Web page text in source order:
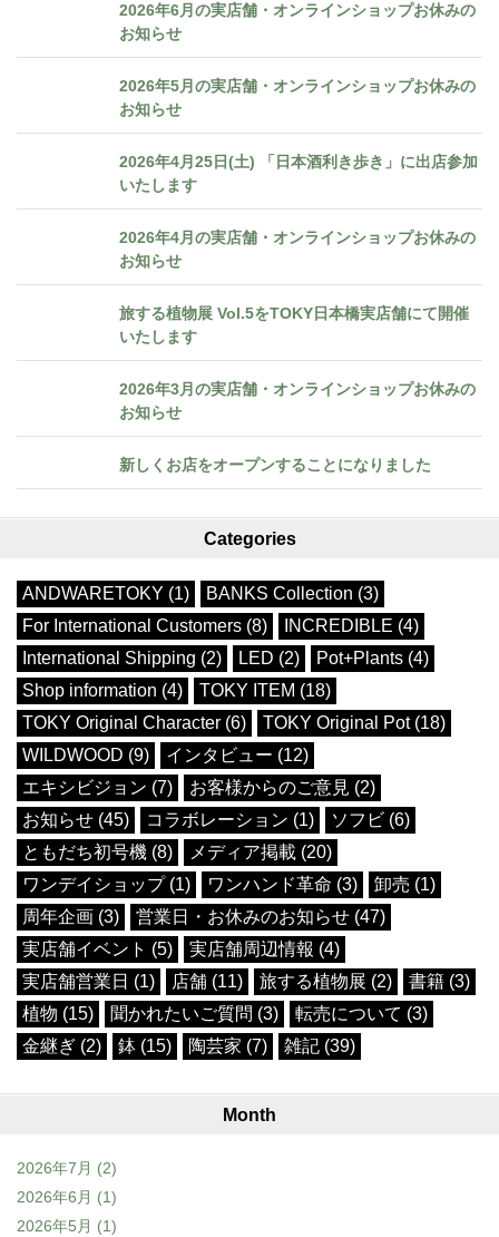
2026年6月の実店舗・オンラインショップお休みの
お知らせ
2026年5月の実店舗・オンラインショップお休みの
お知らせ
2026年4月25日(土) 「日本酒利き歩き」に出店参加
いたします
2026年4月の実店舗・オンラインショップお休みの
お知らせ
旅する植物展 Vol.5をTOKY日本橋実店舗にて開催
いたします
2026年3月の実店舗・オンラインショップお休みの
お知らせ
新しくお店をオープンすることになりました
Categories
ANDWARETOKY (1)
BANKS Collection (3)
For International Customers (8)
INCREDIBLE (4)
International Shipping (2)
LED (2)
Pot+Plants (4)
Shop information (4)
TOKY ITEM (18)
TOKY Original Character (6)
TOKY Original Pot (18)
WILDWOOD (9)
インタビュー (12)
エキシビジョン (7)
お客様からのご意見 (2)
お知らせ (45)
コラボレーション (1)
ソフビ (6)
ともだち初号機 (8)
メディア掲載 (20)
ワンデイショップ (1)
ワンハンド革命 (3)
卸売 (1)
周年企画 (3)
営業日・お休みのお知らせ (47)
実店舗イベント (5)
実店舗周辺情報 (4)
実店舗営業日 (1)
店舗 (11) 旅する植物展 (2)
書籍 (3)
植物 (15)
聞かれたいご質問 (3)
転売について (3)
金継ぎ (2)
鉢 (15) 陶芸家 (7) 雑記 (39)
Month
2026年7月 (2)
2026年6月 (1)
2026年5月 (1)